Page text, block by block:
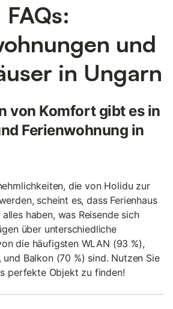
FAQs:
und
in Ungarn
von Komfort gibt es in
Ferienwohnung in
die von Holidu zur
scheint es, dass Ferienhaus
haben, was Reisende sich
über unterschiedliche
die häufigsten WLAN (93 %),
und Balkon (70 %) sind. Nutzen Sie
perfekte Objekt zu finden!